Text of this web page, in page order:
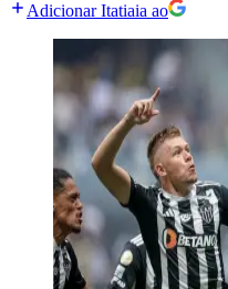
Adicionar Itatiaia ao